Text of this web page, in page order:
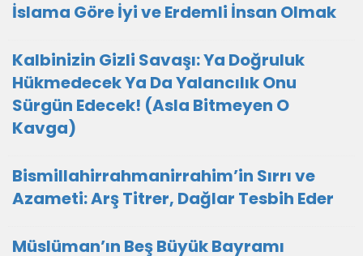
İslama Göre İyi ve Erdemli İnsan Olmak
Kalbinizin Gizli Savaşı: Ya Doğruluk
Hükmedecek Ya Da Yalancılık Onu
Sürgün Edecek! (Asla Bitmeyen O
Kavga)
Bismillahirrahmanirrahim’in Sırrı ve
Azameti: Arş Titrer, Dağlar Tesbih Eder
Müslüman’ın Beş Büyük Bayramı